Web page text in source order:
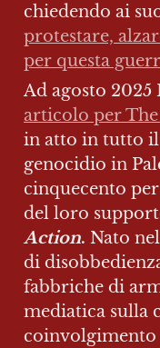
chiedendo ai
protestare,
per questa
articolo per
in atto in tutto
genocidio in
cinquecento
del loro
Action. Nato
di
fabbriche di
mediatica sulla
coinvolgimento